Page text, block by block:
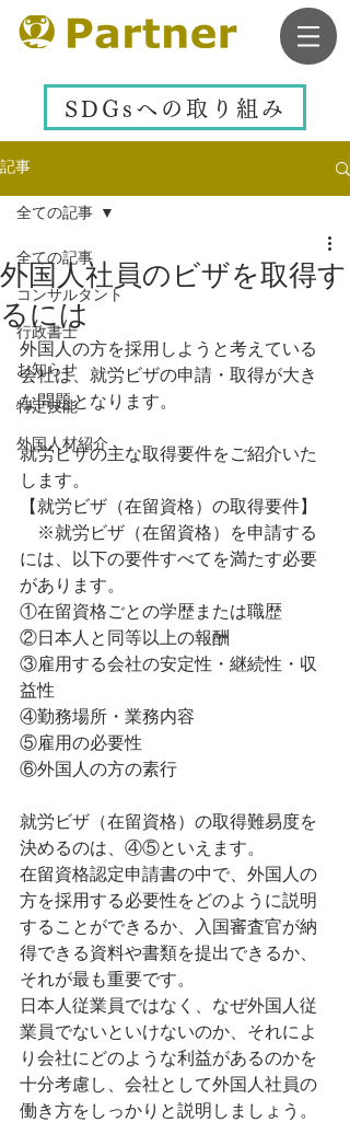
SDGsへの取り組み
記事
全ての記事
コンサルタント
行政書士
お知らせ
特定技能
外国人材紹介
全ての記事
外国人社員のビザを取得す
るには
外国人の方を採用しようと考えている
会社は、就労ビザの申請・取得が大き
な問題となります。
就労ビザの主な取得要件をご紹介いた
します。
【就労ビザ（在留資格）の取得要件】
※就労ビザ（在留資格）を申請する
には、以下の要件すべてを満たす必要
があります。
①在留資格ごとの学歴または職歴
②日本人と同等以上の報酬
③雇用する会社の安定性・継続性・収
益性
④勤務場所・業務内容
⑤雇用の必要性
⑥外国人の方の素行
就労ビザ（在留資格）の取得難易度を
決めるのは、④⑤といえます。
在留資格認定申請書の中で、外国人の
方を採用する必要性をどのように説明
することができるか、入国審査官が納
得できる資料や書類を提出できるか、
それが最も重要です。
日本人従業員ではなく、なぜ外国人従
業員でないといけないのか、それによ
り会社にどのような利益があるのかを
十分考慮し、会社として外国人社員の
働き方をしっかりと説明しましょう。